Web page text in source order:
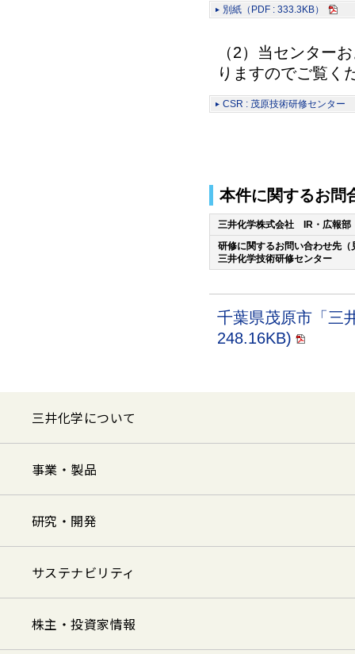
別紙（PDF : 333.3KB）
（2）当センター
りますのでご覧く
CSR : 茂原技術研修センター
本件に関するお問
三井化学株式会社 IR・広報部
研修に関するお問い合わせ先（
三井化学技術研修センター
千葉県茂原市「三
248.16KB)
三井化学について
事業・製品
研究・開発
サステナビリティ
株主・投資家情報